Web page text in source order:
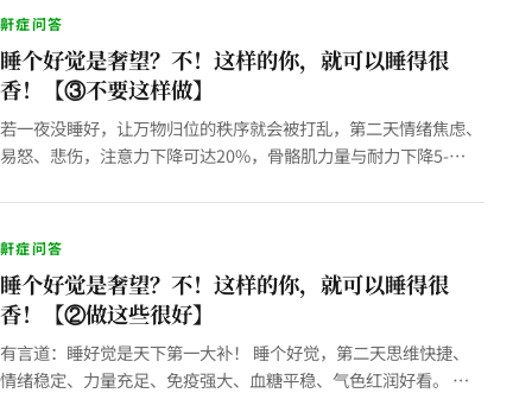
鼾症问答
睡个好觉是奢望？不！这样的你，就可以睡得很
香！【③不要这样做】
若一夜没睡好，让万物归位的秩序就会被打乱，第二天情绪焦虑、
易怒、悲伤，注意力下降可达20%，骨骼肌力量与耐力下降5-
鼾症问答
睡个好觉是奢望？不！这样的你，就可以睡得很
香！【②做这些很好】
有言道：睡好觉是天下第一大补！ 睡个好觉，第二天思维快捷、
情绪稳定、力量充足、免疫强大、血糖平稳、气色红润好看。 那